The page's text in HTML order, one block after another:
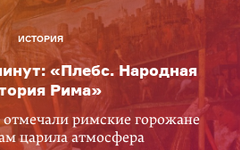
ИСТОРИЯ
«Плебс. Народная
Рима»
римские горожане
царила атмосфера